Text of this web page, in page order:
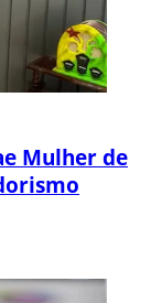
Mulher de